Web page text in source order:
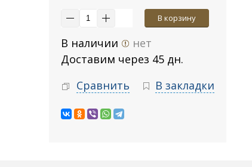
В корзину
В наличии
нет
Доставим через 45 дн.
Сравнить
В закладки